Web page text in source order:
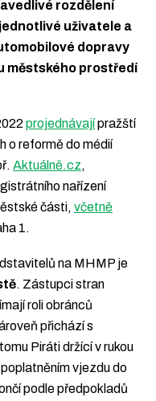
rozdělení
uživatele a
dopravy
městského prostředí
projednávajípražští
o reformě do médií
Aktuálně.cz,
nařízení
části, včetně
1.
na MHMP je
. Zástupci stran
roli obránců
přichází s
Piráti držící v rukou
vjezdu do
podle předpokladů